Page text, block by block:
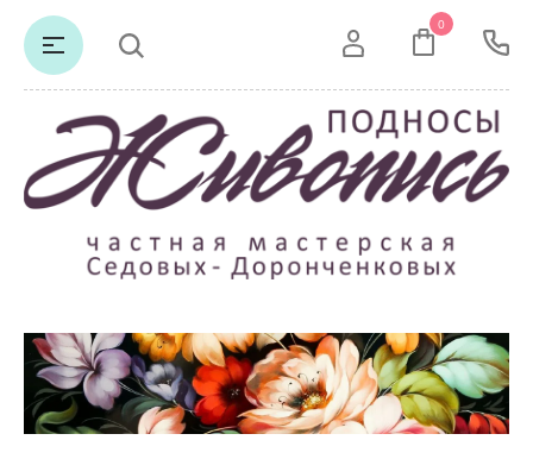
0